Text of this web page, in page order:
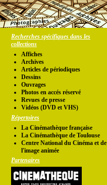
Recherches spécifiques dans les
collections
Affiches
Archives
Articles de périodiques
Dessins
Ouvrages
Photos en accés réservé
Revues de presse
Vidéos (DVD et VHS)
Répertoires
La Cinémathèque française
La Cinémathèque de Toulouse
Centre National du Cinéma et de
l'image animée
Partenaires